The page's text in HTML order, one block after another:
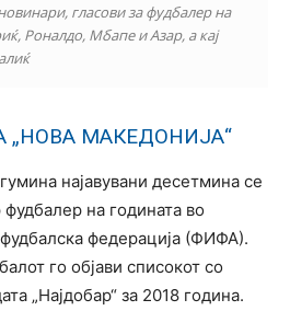
гласови за фудбалер на
Роналдо, Мбапе и Азар, а кај
МАКЕДОНИЈА“
најавувани десетмина се
фудбалер на годината во
федерација (ФИФА).
го објави списокот со
„Најдобар“ за 2018 година.